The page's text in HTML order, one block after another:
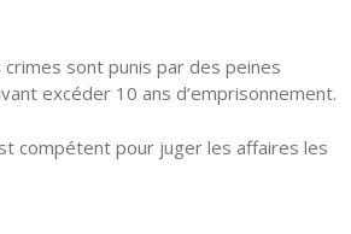
crimes sont punis par des peines
excéder 10 ans d’emprisonnement.
compétent pour juger les affaires les